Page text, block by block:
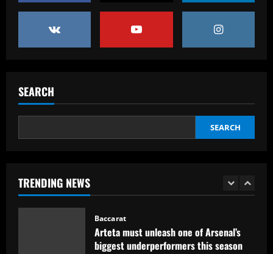
SEARCH
SEARCH
TRENDING NEWS
leaves out Rashford & Sterling
12/09/2025
12/09/2025
1
Baccarat
Arteta must unleash one of Arsenal’s
biggest underperformers this season